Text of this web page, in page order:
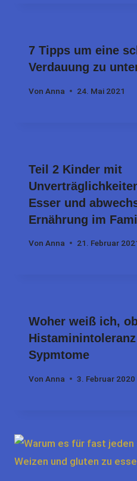
7 Tipps um eine
Verdauung zu
Von Anna 24. Mai 2021
Teil 2 Kinder mit
Esser und
Ernährung im
Von Anna 21. Februar
Woher weiß ich,
Sypmtome
Von Anna 3. Februar 2020